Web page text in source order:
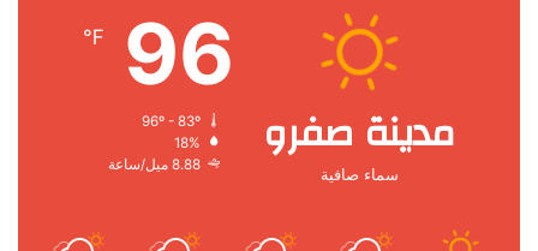
مدينة صفرو
سماء صافية
96
℉
18%
8.88 ميل/ساعة